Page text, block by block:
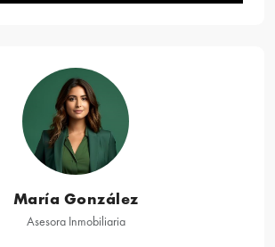
María González
Asesora Inmobiliaria